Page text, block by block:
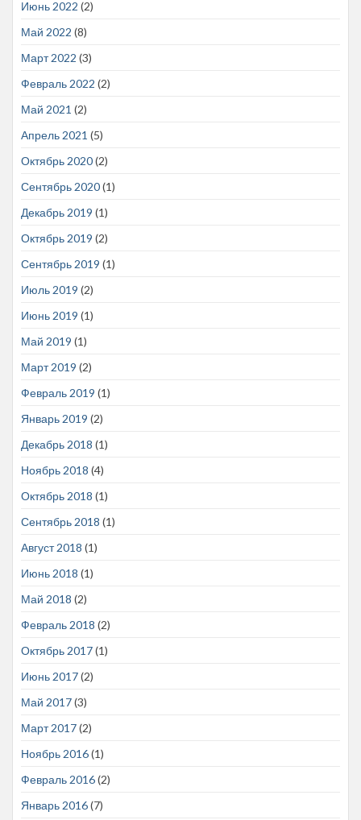
Июнь 2022 (2)
Май 2022 (8)
Март 2022 (3)
Февраль 2022 (2)
Май 2021 (2)
Апрель 2021 (5)
Октябрь 2020(2)
Сентябрь 2020(1)
Декабрь 2019 (1)
Октябрь 2019 (2)
Сентябрь 2019 (1)
Июль 2019 (2)
Июнь 2019 (1)
Май 2019 (1)
Март 2019 (2)
Февраль 2019 (1)
Январь 2019 (2)
Декабрь 2018 (1)
Ноябрь 2018 (4)
Октябрь 2018 (1)
Сентябрь 2018 (1)
Август 2018 (1)
Июнь 2018 (1)
Май 2018 (2)
Февраль 2018 (2)
Октябрь 2017(1)
Июнь 2017(2)
Май 2017(3)
Март 2017(2)
Ноябрь 2016(1)
Февраль 2016(2)
Январь 2016(7)